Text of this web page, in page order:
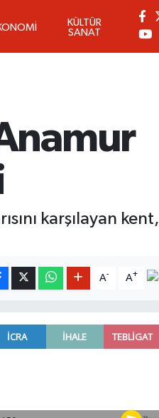
KÜLTÜR
SANAT
karşılayan kent,
A- A+